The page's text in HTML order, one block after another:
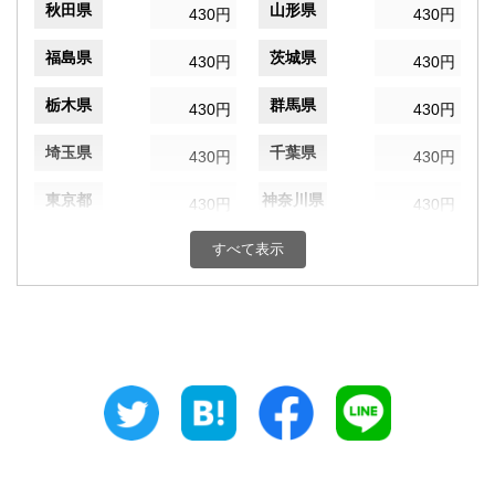
秋田県 430円 山形県 430円
福島県 430円 茨城県 430円
栃木県 430円 群馬県 430円
埼玉県 430円 千葉県 430円
東京都 430円 神奈川県 430円
430円 富山県
静岡県
430円 三重県
すべて表示